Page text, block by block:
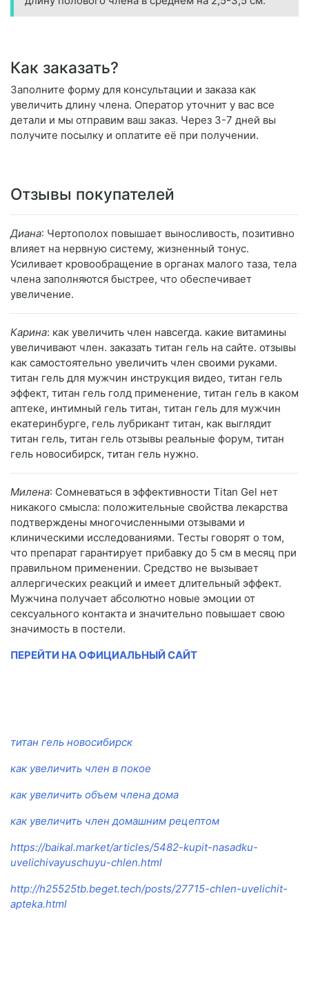
Как заказать?
Заполните форму для консультации и заказа как
увеличить длину члена. Оператор уточнит у вас все
детали и мы отправим ваш заказ. Через 3-7 дней вы
получите посылку и оплатите её при получении.
Отзывы покупателей
Диана: Чертополох повышает выносливость, позитивно
влияет на нервную систему, жизненный тонус.
Усиливает кровообращение в органах малого таза, тела
члена заполняются быстрее, что обеспечивает
увеличение.
Карина: как увеличить член навсегда. какие витамины
увеличивают член. заказать титан гель на сайте. отзывы
как самостоятельно увеличить член своими руками.
титан гель для мужчин инструкция видео, титан гель
эффект, титан гель голд применение, титан гель в каком
аптеке, интимный гель титан, титан гель для мужчин
екатеринбурге, гель лубрикант титан, как выглядит
титан гель, титан гель отзывы реальные форум, титан
гель новосибирск, титан гель нужно.
Милена: Сомневаться в эффективности Titan Gel нет
никакого смысла: положительные свойства лекарства
подтверждены многочисленными отзывами и
клиническими исследованиями. Тесты говорят о том,
что препарат гарантирует прибавку до 5 см в месяц при
правильном применении. Средство не вызывает
аллергических реакций и имеет длительный эффект.
Мужчина получает абсолютно новые эмоции от
сексуального контакта и значительно повышает свою
значимость в постели.
ПЕРЕЙТИ НА ОФИЦИАЛЬНЫЙ САЙТ
титан гель новосибирск
как увеличить член в покое
как увеличить объем члена дома
как увеличить член домашним рецептом
https://baikal.market/articles/5482-kupit-nasadku-
uvelichivayuschuyu-chlen.html
http://h25525tb.beget.tech/posts/27715-chlen-uvelichit-
apteka.html